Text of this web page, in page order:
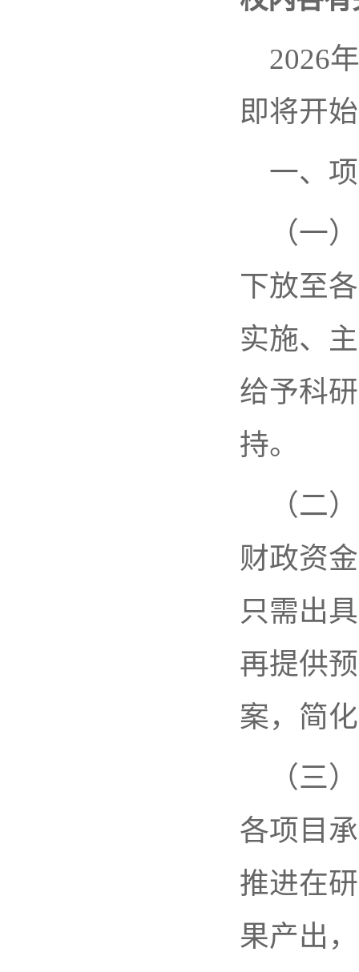
2026
即将开
一、
（一
下放至
实施、
给予科
持。
（二
财政资
只需出
再提供
案，简
（三
各项目
推进在
果产出